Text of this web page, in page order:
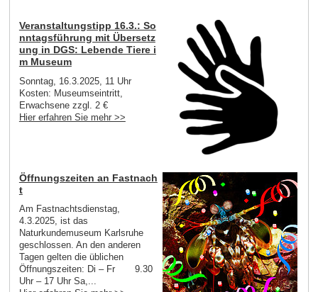
Veranstaltungstipp 16.3.: So
nntagsführung mit Übersetz
ung in DGS: Lebende Tiere i
m Museum
Sonntag, 16.3.2025, 11 Uhr
Kosten: Museumseintritt,
Erwachsene zzgl. 2 €
Hier erfahren Sie mehr >>
Öffnungszeiten an Fastnach
t
Am Fastnachtsdienstag,
4.3.2025, ist das
Naturkundemuseum Karlsruhe
geschlossen. An den anderen
Tagen gelten die üblichen
Öffnungszeiten: Di – Fr 9.30
Uhr – 17 Uhr Sa,...